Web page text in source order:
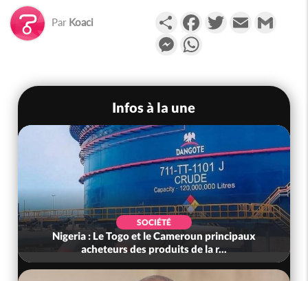
Par Koaci PartagerFacebookTwitterEmail
Messenger
Infos à la une
SOCIÉTÉ
Nigeria : Le Togo et le Cameroun principaux
acheteurs des produits de la r...